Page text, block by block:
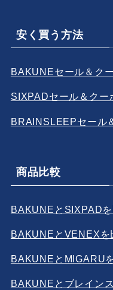
安く買う方法
BAKUNEセール＆ク
SIXPADセール＆クー
BRAINSLEEPセール
商品比較
BAKUNEとSIXPAD
BAKUNEとVENEXを
BAKUNEとMIGARU
BAKUNEとブレイン